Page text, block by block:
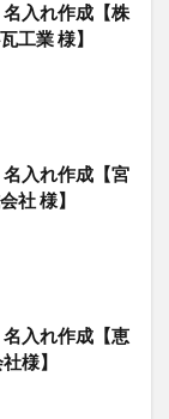
入れ作成【株
工業 様】
入れ作成【宮
社 様】
入れ作成【恵
様】